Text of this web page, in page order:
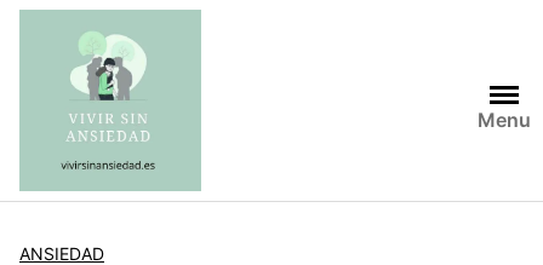
Saltar
contenido
Menu
ANSIEDAD